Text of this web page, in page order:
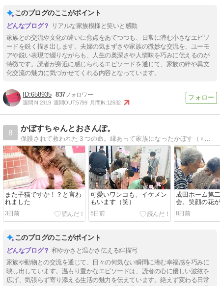
このブログのここがポイント
リアルな家族模様と笑いと感動
家族との交流や文化の違いに焦点をあてつつも、日常に潜む小さなエピソ
ードを鋭く描き出します。夫婦の気まずさや家族の微妙な交流を、ユーモ
アや鋭い表現で綴りながらも、人生の奥深さや人情味を巧みに伝えるのが
特徴です。読者が身近に感じられるエピソードを通じて、家族の絆や異文
化交流の魅力に気づかせてくれる内容となっています。
658935 837
週間IN:2919 週間OUT:5799 月間IN:12632
8
かぼすちゃんとおさんぽ。
保護されて救われた３つの命。縁あって家族になったかぼす（♀柴犬）つつじ（♀猫）ぎんなん（♂猫）のほのぼの生活。写真集発売中です！
また子猫ですか！？と言わ
れました
3日前
可愛いワンコも、イケメン
もいます（笑）
5日前
成田ホーム第
会。笑顔の花
きました。
8日前
このブログのここがポイント
和やかさと温かさ伝える絆描写
家族や動物との交流を通じて、日々の何気ない瞬間に潜む幸福感を巧みに
映し出しています。温もり豊かなエピソードは、読者の心に優しい波紋を
広げ、気張らず寄り添える生活の魅力を伝えています。絶えず変わる日常